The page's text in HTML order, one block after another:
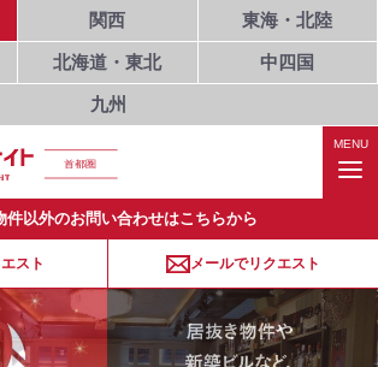
関西 東海・北陸
北海道・東北 中四国
九州
首都圏
MENU
件以外のお問い合わせはこちらから
スト メールでリクエスト